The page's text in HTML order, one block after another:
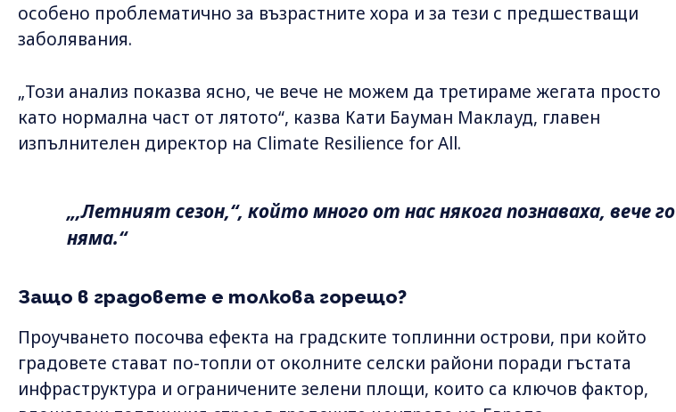
особено проблематично за възрастните хора и за тези с предшестващи
заболявания.
„Този ​​анализ показва ясно, че вече не можем да третираме жегата просто
като нормална част от лятото“, казва Кати Бауман Маклауд, главен
изпълнителен директор на Climate Resilience for All.
„,Летният сезон,“, който много от нас някога познаваха, вече го
няма.“
Защо в градовете е толкова горещо?
Проучването посочва ефекта на градските топлинни острови, при който
градовете стават по-топли от околните селски райони поради гъстата
инфраструктура и ограничените зелени площи, които са ключов фактор,